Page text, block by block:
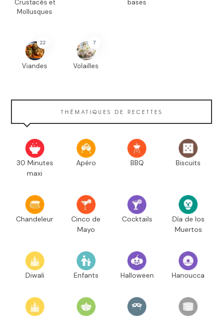
Crustacés et
Mollusques
bases
22
Viandes
7
Volailles
THÉMATIQUES DE RECETTES
30 Minutes
maxi
Apéro BBQ Biscuits
Chandeleur
Cinco de
Mayo
Cocktails
Día de los
Muertos
Diwali Enfants Halloween Hanoucca